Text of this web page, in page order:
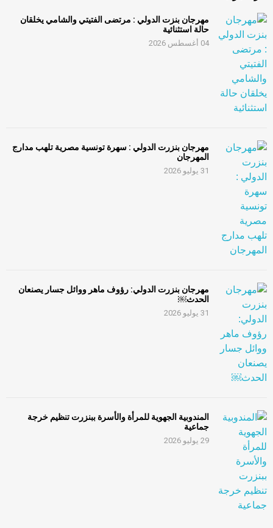
مهرجان بنزت الدولي : مرتضى الفتيتي والشامي يخلقان
حالة استثنائية
04 أغسطس 2026
مهرجان بنزرت الدولي : سهرة تونسية مصرية تلهب مدارج
المهرجان
31 يوليو 2026
مهرجان بنزرت الدولي: رؤوف ماهر ووائل جسار يصنعان
الحدث￼
31 يوليو 2026
المندوبية الجهوية للمرأة والأسرة ببنزرت تنظيم خرجة
جماعية
29 يوليو 2026